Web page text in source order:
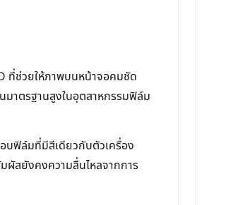
ที่ช่วยให้ภาพบนหน้าจอคมชัด
าตรฐานสูงในอุตสาหกรรมฟิล์ม
บฟิล์มที่มีสีเดียวกับตัวเครื่อง
ผัสยังคงความลื่นไหลจากการ